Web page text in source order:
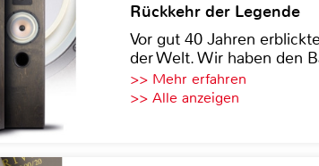
Rückkehr der Legende
Vor gut 40 Jahren
der Welt. Wir haben den
>> Mehr erfahren
>> Alle anzeigen